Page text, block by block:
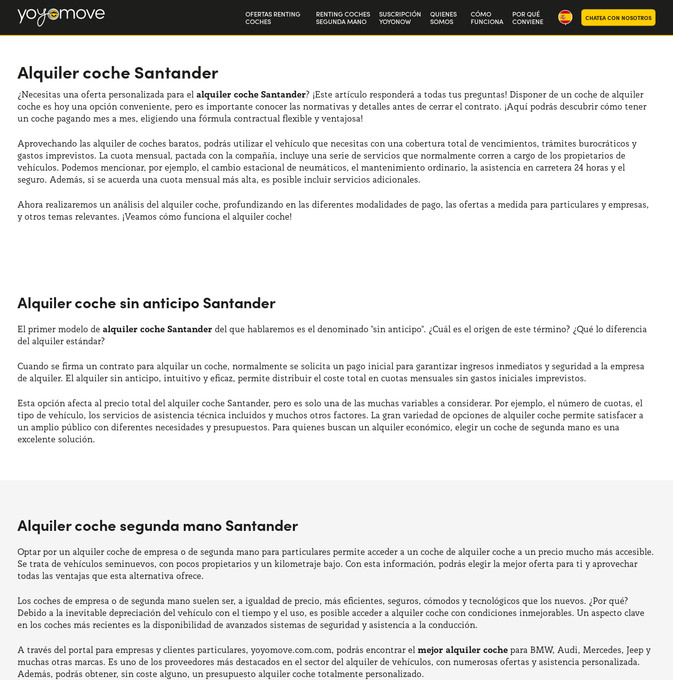
OFERTAS RENTING
COCHES
RENTING COCHES
SEGUNDA MANO
SUSCRIPCIÓN
YOYONOW
QUIENES
SOMOS
CÓMO
FUNCIONA
POR QUÉ
CONVIENE CHATEA CON NOSOTROS
Alquiler coche Santander
¿Necesitas una oferta personalizada para el alquiler coche Santander? ¡Este artículo responderá a todas tus preguntas! Disponer de un coche de alquiler
coche es hoy una opción conveniente, pero es importante conocer las normativas y detalles antes de cerrar el contrato. ¡Aquí podrás descubrir cómo tener
un coche pagando mes a mes, eligiendo una fórmula contractual flexible y ventajosa!
Aprovechando las alquiler de coches baratos, podrás utilizar el vehículo que necesitas con una cobertura total de vencimientos, trámites burocráticos y
gastos imprevistos. La cuota mensual, pactada con la compañía, incluye una serie de servicios que normalmente corren a cargo de los propietarios de
vehículos. Podemos mencionar, por ejemplo, el cambio estacional de neumáticos, el mantenimiento ordinario, la asistencia en carretera 24 horas y el
seguro. Además, si se acuerda una cuota mensual más alta, es posible incluir servicios adicionales.
Ahora realizaremos un análisis del alquiler coche, profundizando en las diferentes modalidades de pago, las ofertas a medida para particulares y empresas,
y otros temas relevantes. ¡Veamos cómo funciona el alquiler coche!
Alquiler coche sin anticipo Santander
El primer modelo de alquiler coche Santander del que hablaremos es el denominado "sin anticipo". ¿Cuál es el origen de este término? ¿Qué lo diferencia
del alquiler estándar?
Cuando se firma un contrato para alquilar un coche, normalmente se solicita un pago inicial para garantizar ingresos inmediatos y seguridad a la empresa
de alquiler. El alquiler sin anticipo, intuitivo y eficaz, permite distribuir el coste total en cuotas mensuales sin gastos iniciales imprevistos.
Esta opción afecta al precio total del alquiler coche Santander, pero es solo una de las muchas variables a considerar. Por ejemplo, el número de cuotas, el
tipo de vehículo, los servicios de asistencia técnica incluidos y muchos otros factores. La gran variedad de opciones de alquiler coche permite satisfacer a
un amplio público con diferentes necesidades y presupuestos. Para quienes buscan un alquiler económico, elegir un coche de segunda mano es una
excelente solución.
Alquiler coche segunda mano Santander
Optar por un alquiler coche de empresa o de segunda mano para particulares permite acceder a un coche de alquiler coche a un precio mucho más accesible.
Se trata de vehículos seminuevos, con pocos propietarios y un kilometraje bajo. Con esta información, podrás elegir la mejor oferta para ti y aprovechar
todas las ventajas que esta alternativa ofrece.
Los coches de empresa o de segunda mano suelen ser, a igualdad de precio, más eficientes, seguros, cómodos y tecnológicos que los nuevos. ¿Por qué?
Debido a la inevitable depreciación del vehículo con el tiempo y el uso, es posible acceder a alquiler coche con condiciones inmejorables. Un aspecto clave
en los coches más recientes es la disponibilidad de avanzados sistemas de seguridad y asistencia a la conducción.
A través del portal para empresas y clientes particulares, yoyomove.com.com, podrás encontrar el mejor alquiler coche para BMW, Audi, Mercedes, Jeep y
muchas otras marcas. Es uno de los proveedores más destacados en el sector del alquiler de vehículos, con numerosas ofertas y asistencia personalizada.
Además, podrás obtener, sin coste alguno, un presupuesto alquiler coche totalmente personalizado.